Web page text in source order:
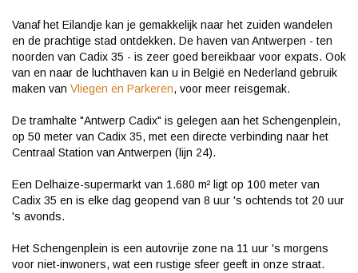
Vanaf het Eilandje kan je gemakkelijk naar het zuiden wandelen
en de prachtige stad ontdekken. De haven van Antwerpen - ten
noorden van Cadix 35 - is zeer goed bereikbaar voor expats. Ook
van en naar de luchthaven kan u in België en Nederland gebruik
maken van Vliegen en Parkeren, voor meer reisgemak.
De tramhalte "Antwerp Cadix" is gelegen aan het Schengenplein,
op 50 meter van Cadix 35, met een directe verbinding naar het
Centraal Station van Antwerpen (lijn 24).
Een Delhaize-supermarkt van 1.680 m² ligt op 100 meter van
Cadix 35 en is elke dag geopend van 8 uur 's ochtends tot 20 uur
's avonds.
Het Schengenplein is een autovrije zone na 11 uur 's morgens
voor niet-inwoners, wat een rustige sfeer geeft in onze straat.